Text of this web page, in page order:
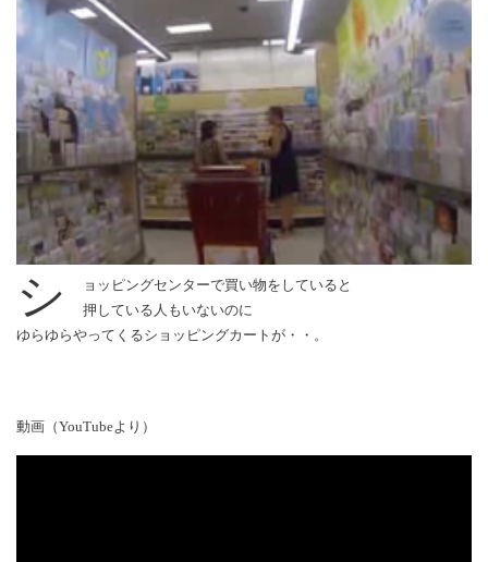
シ
ョッピングセンターで買い物をしていると
押している人もいないのに
ゆらゆらやってくるショッピングカートが・・。
動画（YouTubeより）